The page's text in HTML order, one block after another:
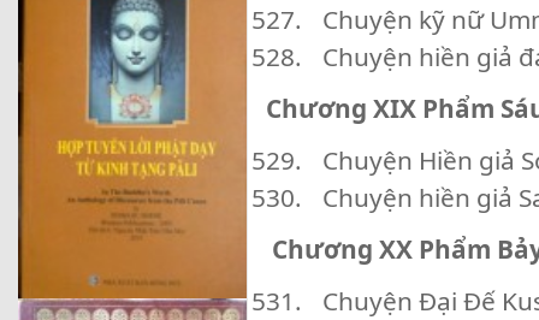
Chuyện kỹ nữ
Chuyện hiền giả
Chương XIX Phẩm
Chuyện Hiền giả
Chuyện hiền giả
Chương XX Phẩm
Chuyện Đại Đế